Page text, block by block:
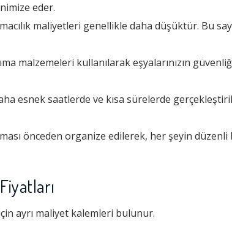
eder.
maliyetleri genellikle daha düşüktür. Bu
malzemeleri kullanılarak eşyalarınızın
esnek saatlerde ve kısa sürelerde
önceden organize edilerek, her şeyin düzenli
ayrı maliyet kalemleri bulunur.